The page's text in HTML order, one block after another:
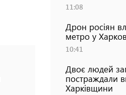
11:08
Дрон росіян
метро у
10:41
Двоє людей
постраждали
Харківщини